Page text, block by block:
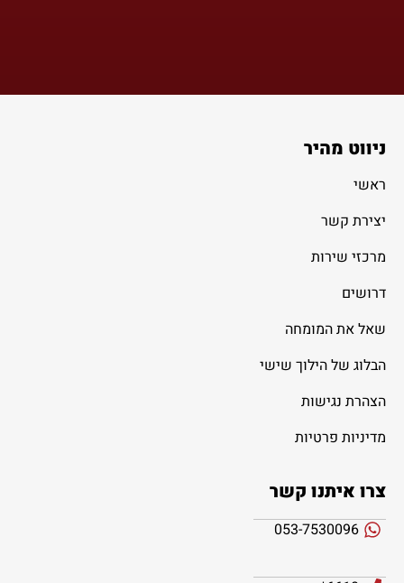
ניווט מהיר
ראשי
יצירת קשר
מרכזי שירות
דרושים
שאל את המומחה
הבלוג של הילוך שישי
הצהרת נגישות
מדיניות פרטיות
צרו איתנו קשר
053-7530096